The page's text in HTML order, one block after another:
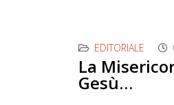
EDITORIALE
La
Gesù…